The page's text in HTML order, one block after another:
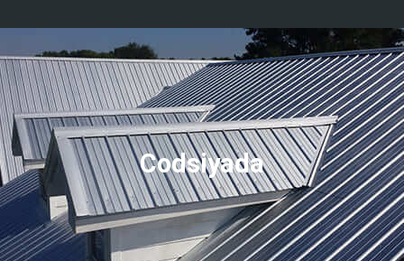
Codsiyada